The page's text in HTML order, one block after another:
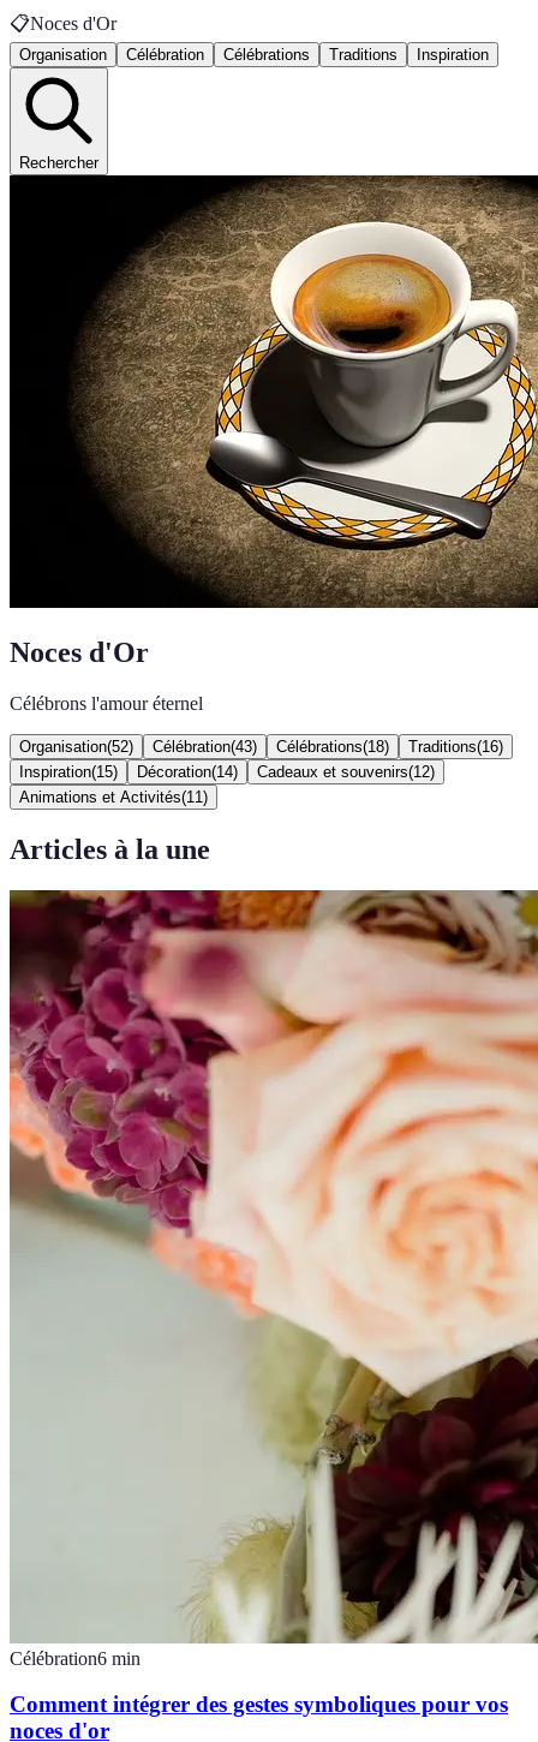
📋Noces d'Or
Organisation Célébration Célébrations Traditions Inspiration
Rechercher
Noces d'Or
Célébrons l'amour éternel
Organisation(52) Célébration(43) Célébrations(18) Traditions(16)
Inspiration(15) Décoration(14) Cadeaux et souvenirs(12)
Animations et Activités(11 )
Articles à la une
Célébration6 min
Comment intégrer des gestes symboliques pour vos
noces d'or